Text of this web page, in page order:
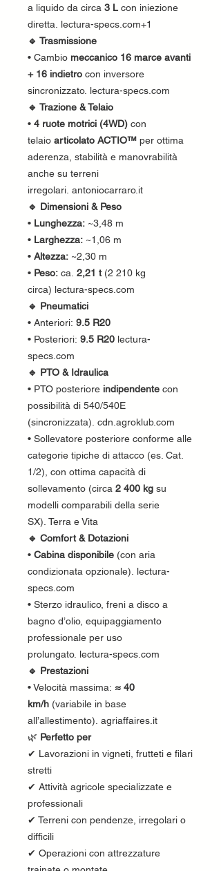
a liquido da circa 3 L con iniezione
diretta. lectura-specs.com+1
🔹 Trasmissione
• Cambio meccanico 16 marce avanti
+ 16 indietro con inversore
sincronizzato. lectura-specs.com
🔹 Trazione & Telaio
• 4 ruote motrici (4WD) con
telaio articolato ACTIO™ per ottima
aderenza, stabilità e manovrabilità
anche su terreni
irregolari. antoniocarraro.it
🔹 Dimensioni & Peso
• Lunghezza: ~3,48 m
• Larghezza: ~1,06 m
• Altezza: ~2,30 m
• Peso: ca. 2,21 t(2 210 kg
circa) lectura-specs.com
🔹 Pneumatici
• Anteriori: 9.5 R20
• Posteriori: 9.5 R20 lectura-
specs.com
🔹 PTO & Idraulica
• PTO posteriore indipendente con
possibilità di 540/540E
(sincronizzata). cdn.agroklub.com
• Sollevatore posteriore conforme alle
categorie tipiche di attacco (es. Cat.
1/2), con ottima capacità di
sollevamento (circa 2 400 kg su
modelli comparabili della serie
SX). Terra e Vita
🔹 Comfort & Dotazioni
• Cabina disponibile (con aria
condizionata opzionale). lectura-
specs.com
• Sterzo idraulico, freni a disco a
bagno d’olio, equipaggiamento
professionale per uso
prolungato. lectura-specs.com
🔹 Prestazioni
• Velocità massima: ≈ 40
km/h (variabile in base
all’allestimento). agriaffaires.it
🌿 Perfetto per
✔ Lavorazioni in vigneti, frutteti e filari
stretti
✔ Attività agricole specializzate e
professionali
✔ Terreni con pendenze, irregolari o
difficili
✔ Operazioni con attrezzature